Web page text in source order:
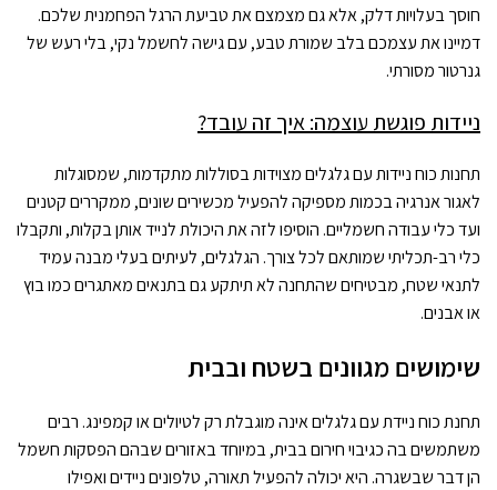
חוסך בעלויות דלק, אלא גם מצמצם את טביעת הרגל הפחמנית שלכם.
דמיינו את עצמכם בלב שמורת טבע, עם גישה לחשמל נקי, בלי רעש של
גנרטור מסורתי.
ניידות פוגשת עוצמה: איך זה עובד?
תחנות כוח ניידות עם גלגלים מצוידות בסוללות מתקדמות, שמסוגלות
לאגור אנרגיה בכמות מספיקה להפעיל מכשירים שונים, ממקררים קטנים
ועד כלי עבודה חשמליים. הוסיפו לזה את היכולת לנייד אותן בקלות, ותקבלו
כלי רב-תכליתי שמותאם לכל צורך. הגלגלים, לעיתים בעלי מבנה עמיד
לתנאי שטח, מבטיחים שהתחנה לא תיתקע גם בתנאים מאתגרים כמו בוץ
או אבנים.
שימושים מגוונים בשטח ובבית
תחנת כוח ניידת עם גלגלים אינה מוגבלת רק לטיולים או קמפינג. רבים
משתמשים בה כגיבוי חירום בבית, במיוחד באזורים שבהם הפסקות חשמל
הן דבר שבשגרה. היא יכולה להפעיל תאורה, טלפונים ניידים ואפילו